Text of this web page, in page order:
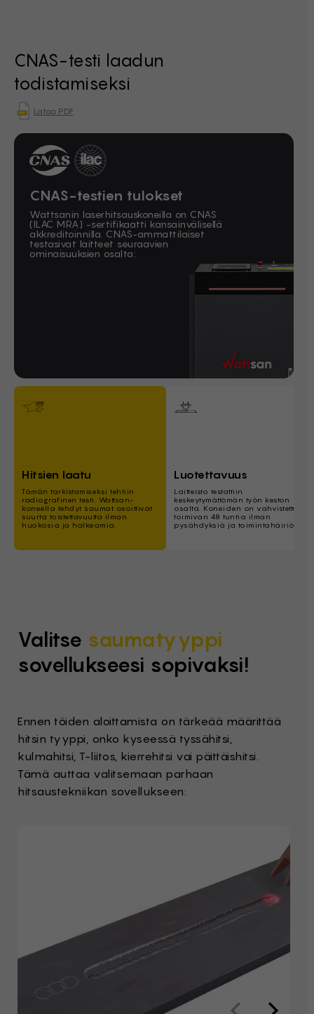
CNAS-testi laadun
todistamiseksi
Lataa PDF
CNAS-testien tulokset
Wattsanin laserhitsauskoneilla on CNAS
(ILAC MRA) -sertifikaatti kansainvälisellä
akkreditoinnilla. CNAS-ammattilaiset
testasivat laitteet seuraavien
ominaisuuksien osalta:
Hitsien laatu
Tämän tarkistamiseksi tehtiin
radiografinen testi. Wattsan-
koneella tehdyt saumat osoittivat
suurta toistettavuutta ilman
huokosia ja halkeamia.
Luotettavuus
Laitteisto testattiin
keskeytymättömän työn keston
osalta. Koneiden on vahvistettu
toimivan 48 tuntia ilman
pysähdyksiä ja toimintahäiriöitä.
Valitse saumatyyppi
sovellukseesi sopivaksi!
Ennen töiden aloittamista on tärkeää määrittää
hitsin tyyppi, onko kyseessä tyssähitsi,
kulmahitsi, T-liitos, kierrehitsi vai päittäishitsi.
Tämä auttaa valitsemaan parhaan
hitsaustekniikan sovellukseen: